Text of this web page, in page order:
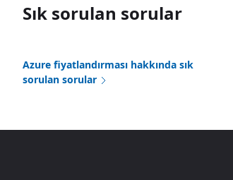
Sık sorulan sorular
Azure fiyatlandırması hakkında sık
sorulan sorular